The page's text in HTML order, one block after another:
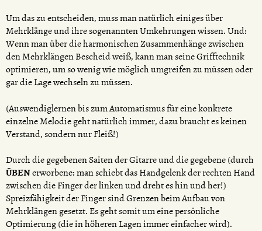
Um das zu entscheiden, muss man natürlich einiges über
Mehrklänge und ihre sogenannten Umkehrungen wissen. Und:
Wenn man über die harmonischen Zusammenhänge zwischen
den Mehrklängen Bescheid weiß, kann man seine Grifftechnik
optimieren, um so wenig wie möglich umgreifen zu müssen oder
gar die Lage wechseln zu müssen.
(Auswendiglernen bis zum Automatismus für eine konkrete
einzelne Melodie geht natürlich immer, dazu braucht es keinen
Verstand, sondern nur Fleiß!)
Durch die gegebenen Saiten der Gitarre und die gegebene (durch
ÜBENerworbene: man schiebt das Handgelenk der rechten Hand
zwischen die Finger der linken und dreht es hin und her!)
Spreizfähigkeit der Finger sind Grenzen beim Aufbau von
Mehrklängen gesetzt. Es geht somit um eine persönliche
Optimierung (die in höheren Lagen immer einfacher wird).